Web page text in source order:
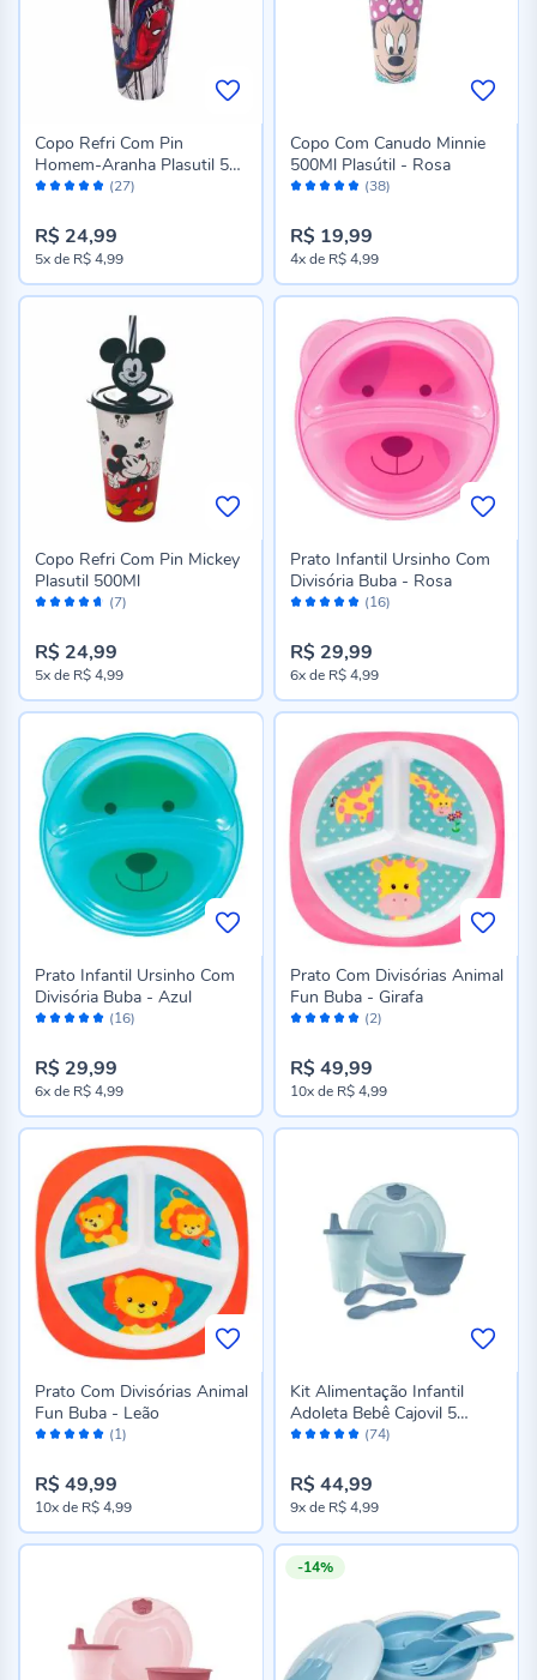
Avaliação: (27)
Copo Refri Com Pin
Homem-Aranha Plasutil 500
Ml
R$ 24,99
5xde R$ 4,99
Avaliação: (38)
Copo Com Canudo Minnie
500Ml Plasútil - Rosa
R$ 19,99
4xde R$ 4,99
Avaliação: (7)
Copo Refri Com Pin Mickey
Plasutil 500Ml
R$ 24,99
5xde R$ 4,99
Avaliação: (16)
Prato Infantil Ursinho Com
Divisória Buba - Rosa
R$ 29,99
6xde R$ 4,99
Avaliação: (16)
Prato Infantil Ursinho Com
Divisória Buba - Azul
R$ 29,99
6xde R$ 4,99
Avaliação: (2)
Prato Com Divisórias Animal
Fun Buba - Girafa
R$ 49,99
10xde R$ 4,99
Avaliação: (1)
Prato Com Divisórias Animal
Fun Buba - Leão
R$ 49,99
10xde R$ 4,99
Avaliação: (74)
Kit Alimentação Infantil
Adoleta Bebê Cajovil 5
Peças - Nevoa
R$ 44,99
9xde R$ 4,99
-14%